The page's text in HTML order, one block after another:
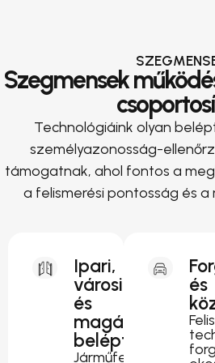
Szegmensek
Technológiáink olyan
személyazonosság-
támogatnak, ahol fontos a
a felismerési pontosság és
Ipari,
városi
és
magánterületi
beléptetés
Járműfelismerés
és